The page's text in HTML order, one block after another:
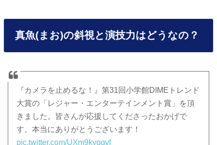
真魚(まお)の斜視と演技力はどうなの？
『カメラを止めるな！』第31回小学館DIMEトレンド
大賞の「レジャー・エンターテインメント賞」を頂
きました。皆さんが応援してくださったおかげで
す。本当にありがとうございます！
pic.twitter.com/UXm9kyggvf